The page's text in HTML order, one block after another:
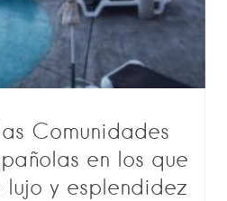
Comunidades
en los que
y esplendidez